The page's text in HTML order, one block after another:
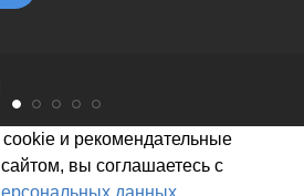
и рекомендательные
вы соглашаетесь с
данных